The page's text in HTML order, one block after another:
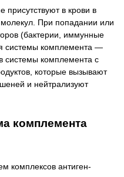
в крови в
При попадании или
(бактерии, иммунные
системы комплемента —
системы комплемента с
которые вызывают
и нейтрализуют
комплемента
комплексов антиген-